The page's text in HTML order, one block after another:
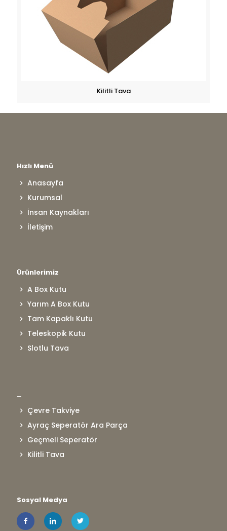
Kilitli Tava
Hızlı Menü
Anasayfa
Kurumsal
İnsan Kaynakları
İletişim
Ürünlerimiz
A Box Kutu
Yarım A Box Kutu
Tam Kapaklı Kutu
Teleskopik Kutu
Slotlu Tava
Çevre Takviye
Ayraç Seperatör Ara Parça
Geçmeli Seperatör
Kilitli Tava
Sosyal Medya